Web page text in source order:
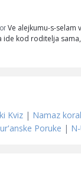
Ve alejkumu-s-selam
ide kod roditelja
Kviz | Namaz
Poruke |